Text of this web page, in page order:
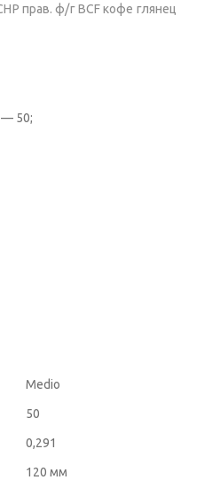
прав. ф/г BCF кофе глянец
— 50;
Medio
50
0,291
120 мм